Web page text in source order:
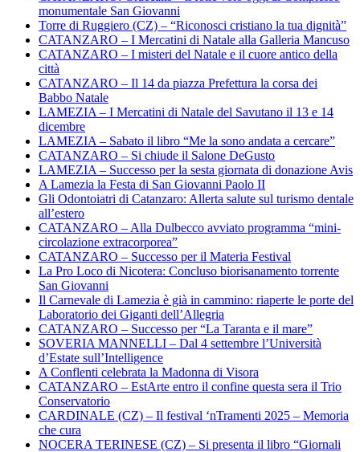
monumentale San Giovanni
Torre di Ruggiero (CZ) – “Riconosci cristiano la tua dignità”
CATANZARO – I Mercatini di Natale alla Galleria Mancuso
CATANZARO – I misteri del Natale e il cuore antico della
città
CATANZARO – Il 14 da piazza Prefettura la corsa dei
Babbo Natale
LAMEZIA – I Mercatini di Natale del Savutano il 13 e 14
dicembre
LAMEZIA – Sabato il libro “Me la sono andata a cercare”
CATANZARO – Si chiude il Salone DeGusto
LAMEZIA – Successo per la sesta giornata di donazione Avis
A Lamezia la Festa di San Giovanni Paolo II
Gli Odontoiatri di Catanzaro: Allerta salute sul turismo dentale
all’estero
CATANZARO – Alla Dulbecco avviato programma “mini-
circolazione extracorporea”
CATANZARO – Successo per il Materia Festival
La Pro Loco di Nicotera: Concluso biorisanamento torrente
San Giovanni
Il Carnevale di Lamezia è già in cammino: riaperte le porte del
Laboratorio dei Giganti dell’Allegria
CATANZARO – Successo per “La Taranta e il mare”
SOVERIA MANNELLI – Dal 4 settembre l’Università
d’Estate sull’Intelligence
A Conflenti celebrata la Madonna di Visora
CATANZARO – EstArte entro il confine questa sera il Trio
Conservatorio
CARDINALE (CZ) – Il festival ‘nTramenti 2025 – Memoria
che cura
NOCERA TERINESE (CZ) – Si presenta il libro “Giornali